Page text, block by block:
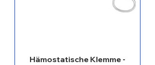
Hämostatische Klemme -